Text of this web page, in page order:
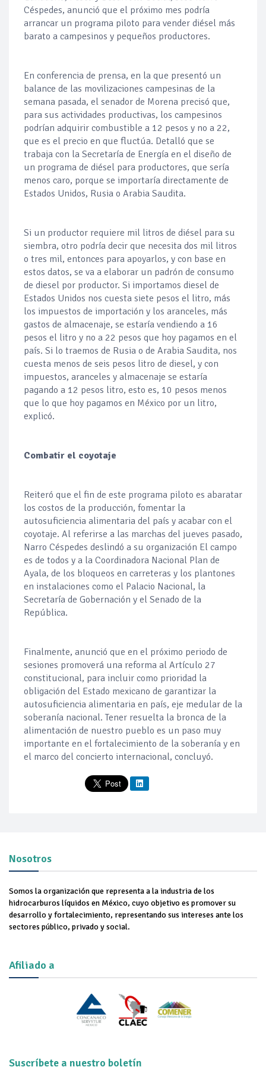
Céspedes, anunció que el próximo mes podría
arrancar un programa piloto para vender diésel más
barato a campesinos y pequeños productores.
En conferencia de prensa, en la que presentó un
balance de las movilizaciones campesinas de la
semana pasada, el senador de Morena precisó que,
para sus actividades productivas, los campesinos
podrían adquirir combustible a 12 pesos y no a 22,
que es el precio en que fluctúa. Detalló que se
trabaja con la Secretaría de Energía en el diseño de
un programa de diésel para productores, que sería
menos caro, porque se importaría directamente de
Estados Unidos, Rusia o Arabia Saudita.
Si un productor requiere mil litros de diésel para su
siembra, otro podría decir que necesita dos mil litros
o tres mil, entonces para apoyarlos, y con base en
estos datos, se va a elaborar un padrón de consumo
de diesel por productor. Si importamos diesel de
Estados Unidos nos cuesta siete pesos el litro, más
los impuestos de importación y los aranceles, más
gastos de almacenaje, se estaría vendiendo a 16
pesos el litro y no a 22 pesos que hoy pagamos en el
país. Si lo traemos de Rusia o de Arabia Saudita, nos
cuesta menos de seis pesos litro de diesel, y con
impuestos, aranceles y almacenaje se estaría
pagando a 12 pesos litro, esto es, 10 pesos menos
que lo que hoy pagamos en México por un litro,
explicó.
Combatir el coyotaje
Reiteró que el fin de este programa piloto es abaratar
los costos de la producción, fomentar la
autosuficiencia alimentaria del país y acabar con el
coyotaje. Al referirse a las marchas del jueves pasado,
Narro Céspedes deslindó a su organización El campo
es de todos y a la Coordinadora Nacional Plan de
Ayala, de los bloqueos en carreteras y los plantones
en instalaciones como el Palacio Nacional, la
Secretaría de Gobernación y el Senado de la
República.
Finalmente, anunció que en el próximo periodo de
sesiones promoverá una reforma al Artículo 27
constitucional, para incluir como prioridad la
obligación del Estado mexicano de garantizar la
autosuficiencia alimentaria en país, eje medular de la
soberanía nacional. Tener resuelta la bronca de la
alimentación de nuestro pueblo es un paso muy
importante en el fortalecimiento de la soberanía y en
el marco del concierto internacional, concluyó.
Nosotros
Somos la organización que representa a la industria de los
hidrocarburos líquidos en México, cuyo objetivo es promover su
desarrollo y fortalecimiento, representando sus intereses ante los
sectores público, privado y social.
Afiliado a
Suscríbete a nuestro boletín